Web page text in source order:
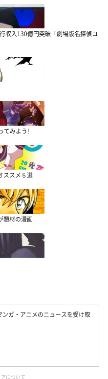
収入130億円突破「劇場版名探偵コ
てみよう!
ススメ５選
題材の漫画
ガ・アニメのニュースを受け取
について